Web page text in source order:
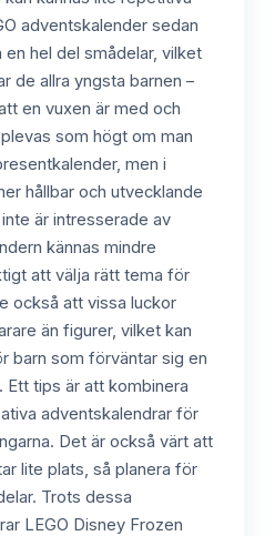
adventskalender sedan
hel del smådelar, vilket
de allra yngsta barnen –
en vuxen är med och
som högt om man
men i
hållbar och utvecklande
är intresserade av
kännas mindre
att välja rätt tema för
också att vissa luckor
än figurer, vilket kan
barn som förväntar sig en
Ett tips är att kombinera
adventskalendrar för
Det är också värt att
lite plats, så planera för
Trots dessa
LEGO Disney Frozen